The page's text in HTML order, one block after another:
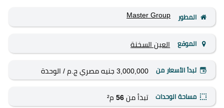
المطور Master Group
الموقع العين السخنة
تبدأ الأسعار من 3,000,000 جنيه مصري ج.م / الوحدة
مساحة الوحدات تبدأ من 56م²